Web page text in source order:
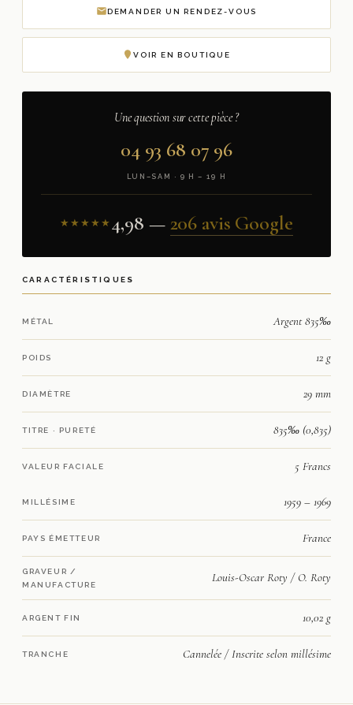
DEMANDER UN RENDEZ-VOUS
VOIR EN BOUTIQUE
Une question sur cette pièce ?
04 93 68 07 96
LUN–SAM · 9 H – 19 H
★★★★★4,98 —206 avis Google
CARACTÉRISTIQUES
MÉTAL Argent 835‰
POIDS 12 g
DIAMÈTRE 29 mm
TITRE · PURETÉ 835‰ (0,835)
VALEUR FACIALE 5 Francs
MILLÉSIME 1959 – 1969
PAYS ÉMETTEUR France
GRAVEUR /
MANUFACTURE
Louis-Oscar Roty / O. Roty
ARGENT FIN 10,02 g
TRANCHE Cannelée / Inscrite selon millésime